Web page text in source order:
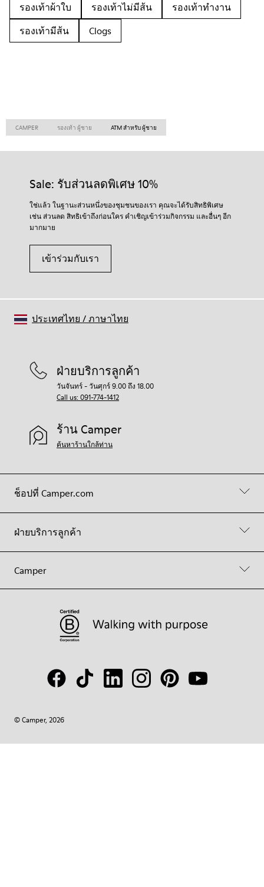
รองเท้าผ้าใบ
รองเท้าไม่มีส้น
รองเท้าทำงาน
รองเท้ามีส้น
Clogs
CAMPER รองเท้า ผู้ชาย ATM สำหรับ ผู้ชาย
Sale: รับส่วนลดพิเศษ 10%
ใช่แล้ว ในฐานะส่วนหนึ่งของชุมชนของเรา คุณจะได้รับสิทธิพิเศษ
เช่น ส่วนลด สิทธิเข้าถึงก่อนใคร คำเชิญเข้าร่วมกิจกรรม และอื่นๆ อีก
มากมาย
เข้าร่วมกับเรา
ช็อปที่ Camper.com
ฝ่ายบริการลูกค้า
Camper
ฝ่ายบริการลูกค้า
วันจันทร์ - วันศุกร์ 9.00 ถึง 18.00
Call us: 091-774-1412
ร้าน Camper
ค้นหาร้านใกล้ท่าน
© Camper, 2026
ประเทศไทย /ภาษาไทย